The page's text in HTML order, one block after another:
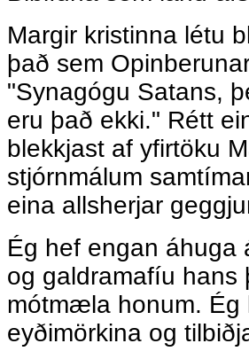
Margir kristinna létu
það sem
"Synagógu Satans,
eru það ekki." Rétt
blekkjast af yfirtöku
stjórnmálum
eina allsherjar
Ég hef engan áhuga
og galdramafíu hans
mótmæla honum. Ég
eyðimörkina og